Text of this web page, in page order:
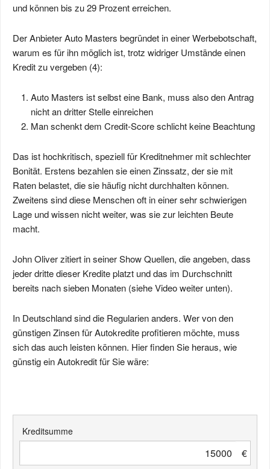
und können bis zu 29 Prozent erreichen.
Der Anbieter Auto Masters begründet in einer Werbebotschaft,
warum es für ihn möglich ist, trotz widriger Umstände einen
Kredit zu vergeben (4):
Auto Masters ist selbst eine Bank, muss also den Antrag
nicht an dritter Stelle einreichen
Man schenkt dem Credit-Score schlicht keine Beachtung
Das ist hochkritisch, speziell für Kreditnehmer mit schlechter
Bonität. Erstens bezahlen sie einen Zinssatz, der sie mit
Raten belastet, die sie häufig nicht durchhalten können.
Zweitens sind diese Menschen oft in einer sehr schwierigen
Lage und wissen nicht weiter, was sie zur leichten Beute
macht.
John Oliver zitiert in seiner Show Quellen, die angeben, dass
jeder dritte dieser Kredite platzt und das im Durchschnitt
bereits nach sieben Monaten (siehe Video weiter unten).
In Deutschland sind die Regularien anders. Wer von den
günstigen Zinsen für Autokredite profitieren möchte, muss
sich das auch leisten können. Hier finden Sie heraus, wie
günstig ein Autokredit für Sie wäre:
Kreditsumme
€